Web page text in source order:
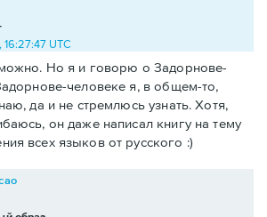
16:27:47 UTC
Но я и говорю о Задорнове-
человеке я, в общем-то,
да и не стремлюсь узнать. Хотя,
он даже написал книгу на тему
всех языков от русского :)